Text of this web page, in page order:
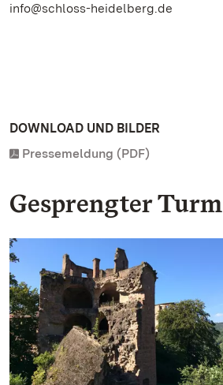
info@schloss-heidelberg.de
DOWNLOAD UND BILDER
Pressemeldung (PDF)
Gesprengter Turm